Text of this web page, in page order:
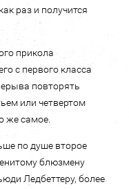
раз и получится
прикола
с первого класса
повторять
или четвертом
же самое.
по душе второе
блюзмену
Ледбеттеру, более